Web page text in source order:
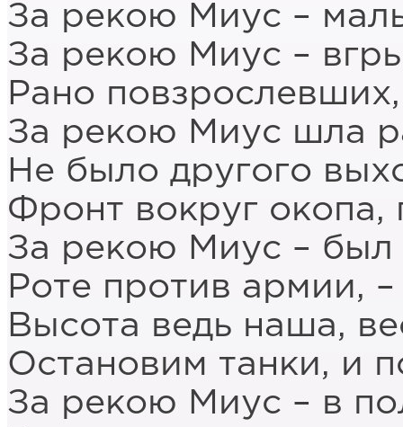
За рекою Миус –
За рекою Миус –
Рано
За рекою Миус шла
Не было другого
Фронт вокруг окопа,
За рекою Миус – был
Роте против армии,
Высота ведь наша,
Остановим танки, и
За рекою Миус – в